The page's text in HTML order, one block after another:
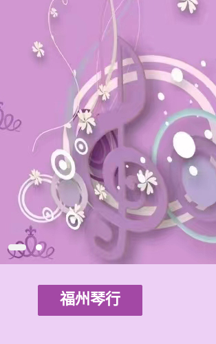
福州琴行